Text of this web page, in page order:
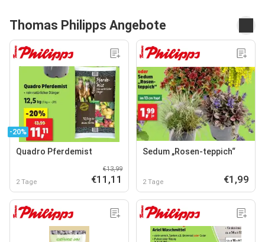
Thomas Philipps Angebote
-20%
Quadro Pferdemist
2 Tage
€13,99
€11,11
Sedum „Rosen-teppich“
2 Tage €1,99